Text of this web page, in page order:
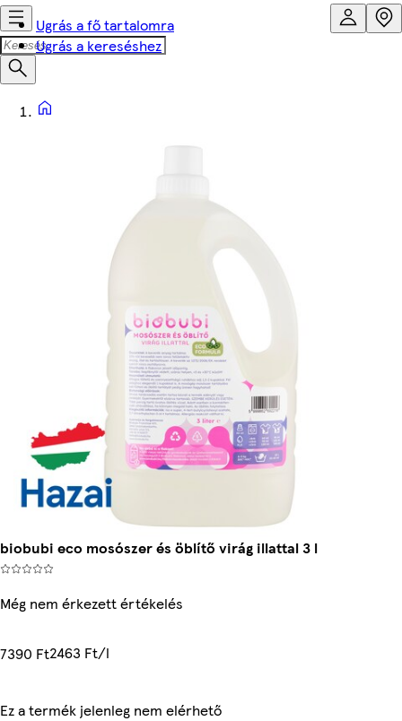
Ugrás a fő tartalomra
Ugrás a kereséshez
biobubi eco mosószer és öblítő virág illattal 3 l
Még nem érkezett értékelés
7390 Ft2463 Ft/l
Ez a termék jelenleg nem elérhető